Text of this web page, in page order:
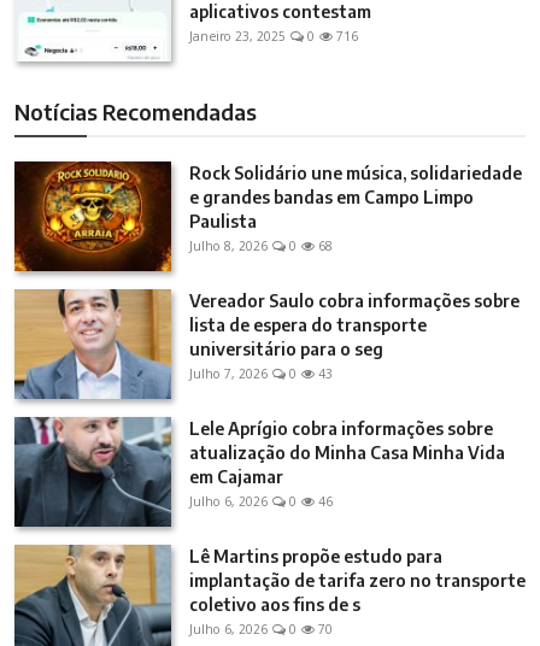
aplicativos contestam
Janeiro 23, 2025 0 716
Notícias Recomendadas
Rock Solidário une música, solidariedade
e grandes bandas em Campo Limpo
Paulista
Julho 8, 2026 0 68
Vereador Saulo cobra informações sobre
lista de espera do transporte
universitário para o seg
Julho 7, 2026 0 43
Lele Aprígio cobra informações sobre
atualização do Minha Casa Minha Vida
em Cajamar
Julho 6, 2026 0 46
Lê Martins propõe estudo para
implantação de tarifa zero no transporte
coletivo aos fins de s
Julho 6, 2026 0 70